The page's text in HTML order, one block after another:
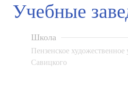
Учебные
Школа
Пензенское
Савицкого